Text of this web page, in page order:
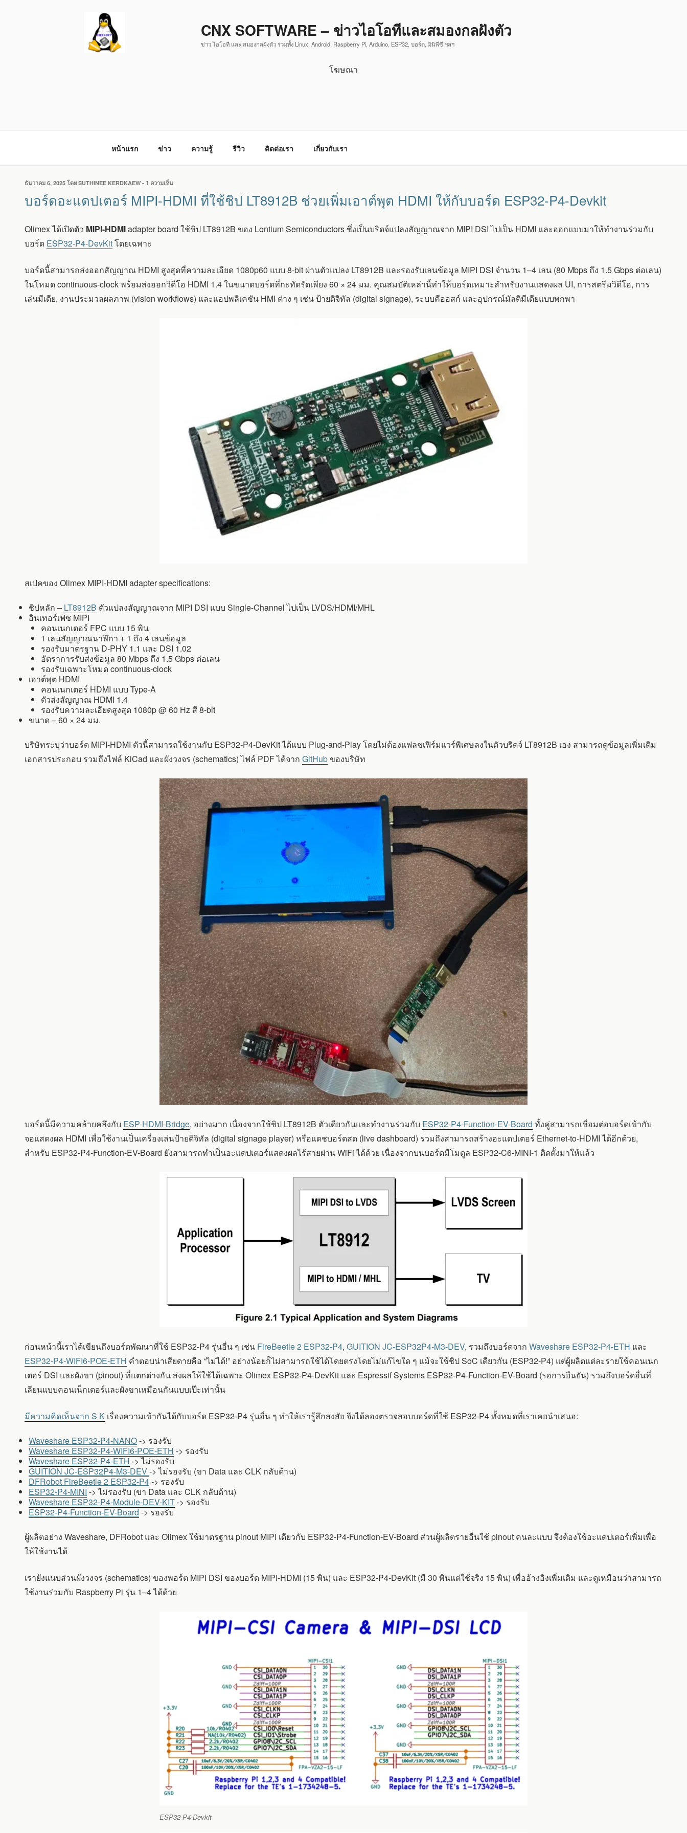
CNX SOFTWARE – ข่าวไอโอทีและสมองกลฝังตัว
ข่าว ไอโอที และ สมองกลฝังตัว ร่วมทั้ง Linux, Android, Raspberry Pi, Arduino, ESP32, บอร์ด, มินิพีซี ฯลฯ
โฆษณา
หน้าแรก ข่าว ความรู้ รีวิว ติดต่อเรา เกี่ยวกับเรา
เขียน
ที่
ธันวาคม 6, 2025 โดย SUTHINEE KERDKAEW - 1 ความเห็น
อะ
เตอร์
ใช้
ชิป
LT8912B
ช่วย
บอร์ดอะแดปเตอร์ MIPI-HDMI ที่ใช้ชิป LT8912B ช่วยเพิ่มเอาต์พุต HDMI ให้กับบอร์ด ESP32-P4-Devkit
Olimex ได้เปิดตัว MIPI-HDMIadapter board ใช้ชิป LT8912B ของ Lontium Semiconductors ซึ่งเป็นบริดจ์แปลงสัญญาณจาก MIPI DSI ไปเป็น HDMI และออกแบบมาให้ทำงานร่วมกับ
บอร์ด ESP32-P4-DevKitโดยเฉพาะ
บอร์ดนี้สามารถส่งออกสัญญาณ HDMI สูงสุดที่ความละเอียด 1080p60 แบบ 8-bit ผ่านตัวแปลง LT8912B และรองรับเลนข้อมูล MIPI DSI จำนวน 1–4 เลน (80 Mbps ถึง 1.5 Gbps ต่อเลน)
ในโหมด continuous-clock พร้อมส่งออกวิดีโอ HDMI 1.4 ในขนาดบอร์ดที่กะทัดรัดเพียง 60 × 24 มม. คุณสมบัติเหล่านี้ทำให้บอร์ดเหมาะสำหรับงานแสดงผล UI, การสตรีมวิดีโอ, การ
เล่นมีเดีย, งานประมวลผลภาพ (vision workflows) และแอปพลิเคชัน HMI ต่าง ๆ เช่น ป้ายดิจิทัล (digital signage), ระบบคีออสก์ และอุปกรณ์มัลติมีเดียแบบพกพา
สเปคของ Olimex MIPI-HDMI adapter specifications:
ชิปหลัก – LT8912B ตัวแปลงสัญญาณจาก MIPI DSI แบบ Single-Channel ไปเป็น LVDS/HDMI/MHL
อินเทอร์เฟซ MIPI
คอนเนกเตอร์ FPC แบบ 15 พิน
1 เลนสัญญาณนาฬิกา + 1 ถึง 4 เลนข้อมูล
รองรับมาตรฐาน D-PHY 1.1 และ DSI 1.02
อัตราการรับส่งข้อมูล 80 Mbps ถึง 1.5 Gbps ต่อเลน
รองรับเฉพาะโหมด continuous-clock
เอาต์พุต HDMI
คอนเนกเตอร์ HDMI แบบ Type-A
ตัวส่งสัญญาณ HDMI 1.4
รองรับความละเอียดสูงสุด 1080p @ 60 Hz สี 8-bit
ขนาด – 60 × 24 มม.
บริษัทระบุว่าบอร์ด MIPI-HDMI ตัวนี้สามารถใช้งานกับ ESP32-P4-DevKit ได้แบบ Plug-and-Play โดยไม่ต้องแฟลชเฟิร์มแวร์พิเศษลงในตัวบริดจ์ LT8912B เอง สามารถดูข้อมูลเพิ่มเติม
เอกสารประกอบ รวมถึงไฟล์ KiCad และผังวงจร (schematics) ไฟล์ PDF ได้จาก GitHubของบริษัท
บอร์ดนี้มีความคล้ายคลึงกับ ESP-HDMI-Bridge, อย่างมาก เนื่องจากใช้ชิป LT8912B ตัวเดียวกันและทำงานร่วมกับ ESP32-P4-Function-EV-Board ทั้งคู่สามารถเชื่อมต่อบอร์ดเข้ากับ
จอแสดงผล HDMI เพื่อใช้งานเป็นเครื่องเล่นป้ายดิจิทัล (digital signage player) หรือแดชบอร์ดสด (live dashboard) รวมถึงสามารถสร้างอะแดปเตอร์ Ethernet-to-HDMI ได้อีกด้วย,
สำหรับ ESP32-P4-Function-EV-Board ยังสามารถทำเป็นอะแดปเตอร์แสดงผลไร้สายผ่าน WiFi ได้ด้วย เนื่องจากบนบอร์ดมีโมดูล ESP32-C6-MINI-1 ติดตั้งมาให้แล้ว
ก่อนหน้านี้เราได้เขียนถึงบอร์ดพัฒนาที่ใช้ ESP32-P4 รุ่นอื่น ๆ เช่น FireBeetle 2 ESP32-P4, GUITION JC-ESP32P4-M3-DEV, รวมถึงบอร์ดจาก Waveshare ESP32-P4-ETH และ
ESP32-P4-WIFI6-POE-ETH คำตอบน่าเสียดายคือ “ไม่ได้!” อย่างน้อยก็ไม่สามารถใช้ได้โดยตรงโดยไม่แก้ไขใด ๆ แม้จะใช้ชิป SoC เดียวกัน (ESP32-P4) แต่ผู้ผลิตแต่ละรายใช้คอนเนก
เตอร์ DSI และผังขา (pinout) ที่แตกต่างกัน ส่งผลให้ใช้ได้เฉพาะ Olimex ESP32-P4-DevKit และ Espressif Systems ESP32-P4-Function-EV-Board (รอการยืนยัน) รวมถึงบอร์ดอื่นที่
เลียนแบบคอนเน็กเตอร์และผังขาเหมือนกันแบบเป๊ะเท่านั้น
มีความคิดเห็นจาก S K เรื่องความเข้ากันได้กับบอร์ด ESP32-P4 รุ่นอื่น ๆ ทำให้เรารู้สึกสงสัย จึงได้ลองตรวจสอบบอร์ดที่ใช้ ESP32-P4 ทั้งหมดที่เราเคยนำเสนอ:
Waveshare ESP32-P4-NANO-> รองรับ
Waveshare ESP32-P4-WIFI6-POE-ETH -> รองรับ
Waveshare ESP32-P4-ETH -> ไม่รองรับ
GUITION JC-ESP32P4-M3-DEV-> ไม่รองรับ (ขา Data และ CLK กลับด้าน)
DFRobot FireBeetle 2 ESP32-P4-> รองรับ
ESP32-P4-MINI -> ไม่รองรับ (ขา Data และ CLK กลับด้าน)
Waveshare ESP32-P4-Module-DEV-KIT-> รองรับ
ESP32-P4-Function-EV-Board -> รองรับ
ผู้ผลิตอย่าง Waveshare, DFRobot และ Olimex ใช้มาตรฐาน pinout MIPI เดียวกับ ESP32-P4-Function-EV-Board ส่วนผู้ผลิตรายอื่นใช้ pinout คนละแบบ จึงต้องใช้อะแดปเตอร์เพิ่มเพื่อ
ให้ใช้งานได้
เรายังแนบส่วนผังวงจร (schematics) ของพอร์ต MIPI DSI ของบอร์ด MIPI-HDMI (15 พิน) และ ESP32-P4-DevKit (มี 30 พินแต่ใช้จริง 15 พิน) เพื่ออ้างอิงเพิ่มเติม และดูเหมือนว่าสามารถ
ใช้งานร่วมกับ Raspberry Pi รุ่น 1–4 ได้ด้วย
ESP32-P4-Devkit